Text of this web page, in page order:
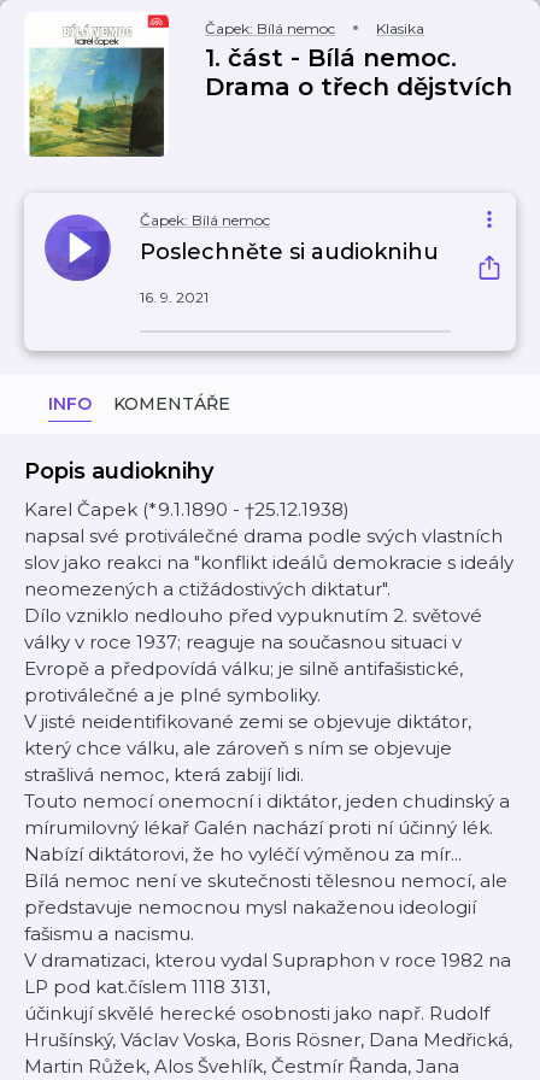
Čapek: Bílá nemoc Klasika
1. část - Bílá nemoc.
Drama o třech dějstvích
Čapek: Bílá nemoc
Poslechněte si audioknihu
16. 9. 2021
INFO KOMENTÁŘE
Popis audioknihy
Karel Čapek (*9.1.1890 - †25.12.1938)
napsal své protiválečné drama podle svých vlastních
slov jako reakci na "konflikt ideálů demokracie s ideály
neomezených a ctižádostivých diktatur".
Dílo vzniklo nedlouho před vypuknutím 2. světové
války v roce 1937; reaguje na současnou situaci v
Evropě a předpovídá válku; je silně antifašistické,
protiválečné a je plné symboliky.
V jisté neidentifikované zemi se objevuje diktátor,
který chce válku, ale zároveň s ním se objevuje
strašlivá nemoc, která zabijí lidi.
Touto nemocí onemocní i diktátor, jeden chudinský a
mírumilovný lékař Galén nachází proti ní účinný lék.
Nabízí diktátorovi, že ho vyléčí výměnou za mír...
Bílá nemoc není ve skutečnosti tělesnou nemocí, ale
představuje nemocnou mysl nakaženou ideologií
fašismu a nacismu.
V dramatizaci, kterou vydal Supraphon v roce 1982 na
LP pod kat.číslem 1118 3131,
účinkují skvělé herecké osobnosti jako např. Rudolf
Hrušínský, Václav Voska, Boris Rösner, Dana Medřická,
Martin Růžek, Alos Švehlík, Čestmír Řanda, Jana